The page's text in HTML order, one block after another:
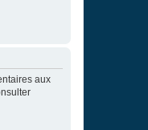
aux